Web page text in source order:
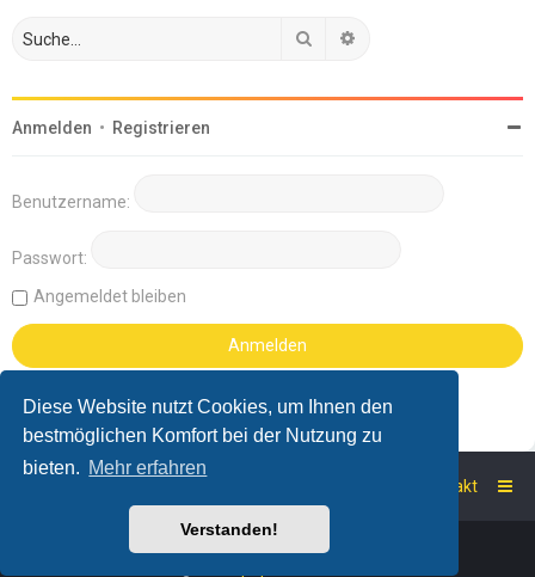
Diese Website nutzt Cookies, um Ihnen den
bestmöglichen Komfort bei der Nutzung zu
bieten. Mehr erfahren
Verstanden!
Suche
Anmelden • Registrieren
Benutzername:
Passwort:
Angemeldet bleiben
Kontakt
phpBB™